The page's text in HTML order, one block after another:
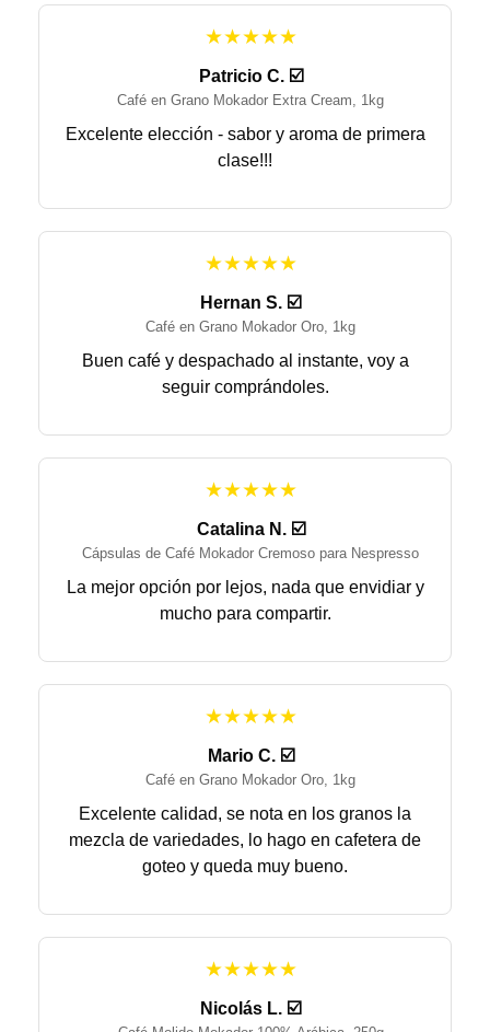
★★★★★
Patricio C. ☑️
Café en Grano Mokador Extra Cream, 1kg
Excelente elección - sabor y aroma de primera
clase!!!
★★★★★
Hernan S. ☑️
Café en Grano Mokador Oro, 1kg
Buen café y despachado al instante, voy a
seguir comprándoles.
★★★★★
Catalina N. ☑️
Cápsulas de Café Mokador Cremoso para Nespresso
La mejor opción por lejos, nada que envidiar y
mucho para compartir.
★★★★★
Mario C. ☑️
Café en Grano Mokador Oro, 1kg
Excelente calidad, se nota en los granos la
mezcla de variedades, lo hago en cafetera de
goteo y queda muy bueno.
★★★★★
Nicolás L. ☑️